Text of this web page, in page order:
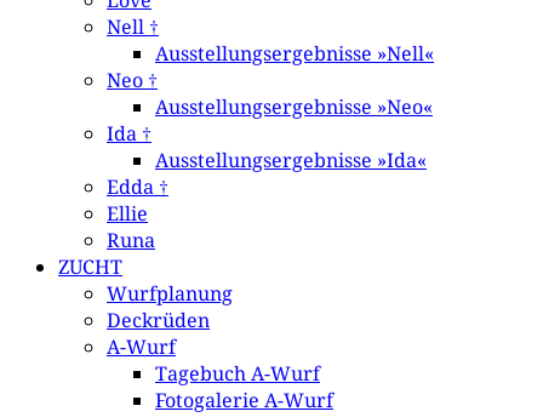
Nell †
Ausstellungsergebnisse »Nell«
Neo †
Ausstellungsergebnisse »Neo«
Ida †
Ausstellungsergebnisse »Ida«
Edda †
Ellie
Runa
ZUCHT
Wurfplanung
Deckrüden
A-Wurf
Tagebuch A-Wurf
Fotogalerie A-Wurf